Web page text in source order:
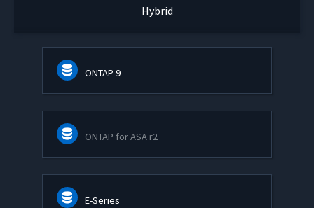
Hybrid
ONTAP 9
ONTAP for ASA r2
E-Series